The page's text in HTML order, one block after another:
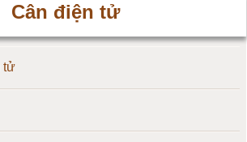
Cân điện tử
tử